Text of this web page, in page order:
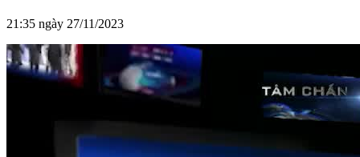
21:35 ngày 27/11/2023